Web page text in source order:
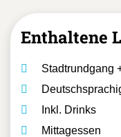
Enthaltene
Stadtrundgang
Inkl. Drinks
Mittagessen